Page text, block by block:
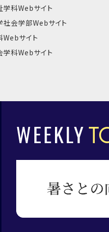
学科Webサイト
社会学部Webサイト
サイト
学科Webサイト
WEEKLY